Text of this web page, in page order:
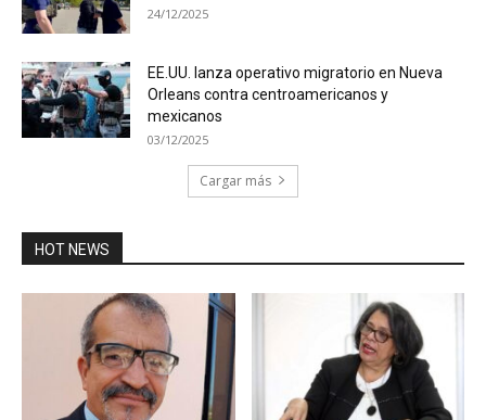
24/12/2025
EE.UU. lanza operativo migratorio en Nueva
Orleans contra centroamericanos y
mexicanos
03/12/2025
Cargar más
HOT NEWS